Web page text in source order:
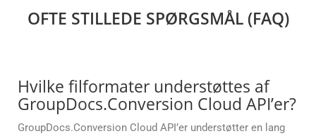
OFTE STILLEDE SPØRGSMÅL (FAQ)
Hvilke filformater understøttes af
GroupDocs.Conversion Cloud API’er?
GroupDocs.Conversion Cloud API’er understøtter en lang